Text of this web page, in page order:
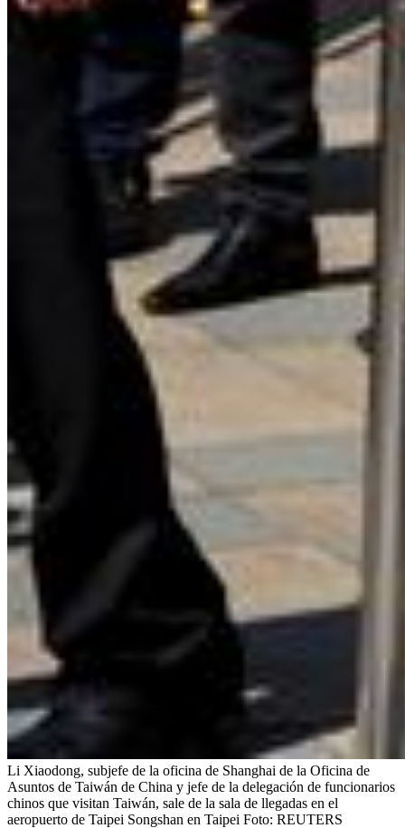
Li Xiaodong, subjefe de la oficina de Shanghai de la Oficina de
Asuntos de Taiwán de China y jefe de la delegación de funcionarios
chinos que visitan Taiwán, sale de la sala de llegadas en el
aeropuerto de Taipei Songshan en Taipei Foto: REUTERS